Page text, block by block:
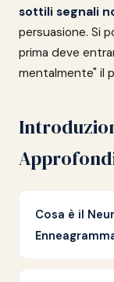
sottili segnali
persuasione. Si
prima deve
mentalmente" il
Cosa è il